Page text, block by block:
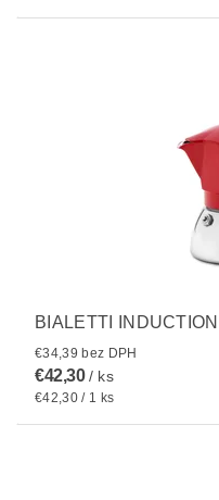
BIALETTI
€34,39 bez DPH
€42,30/ ks
€42,30 / 1 ks